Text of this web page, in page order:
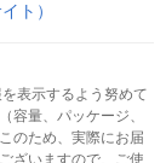
ト）
表示するよう努めて
容量、パッケージ、
のため、実際にお届